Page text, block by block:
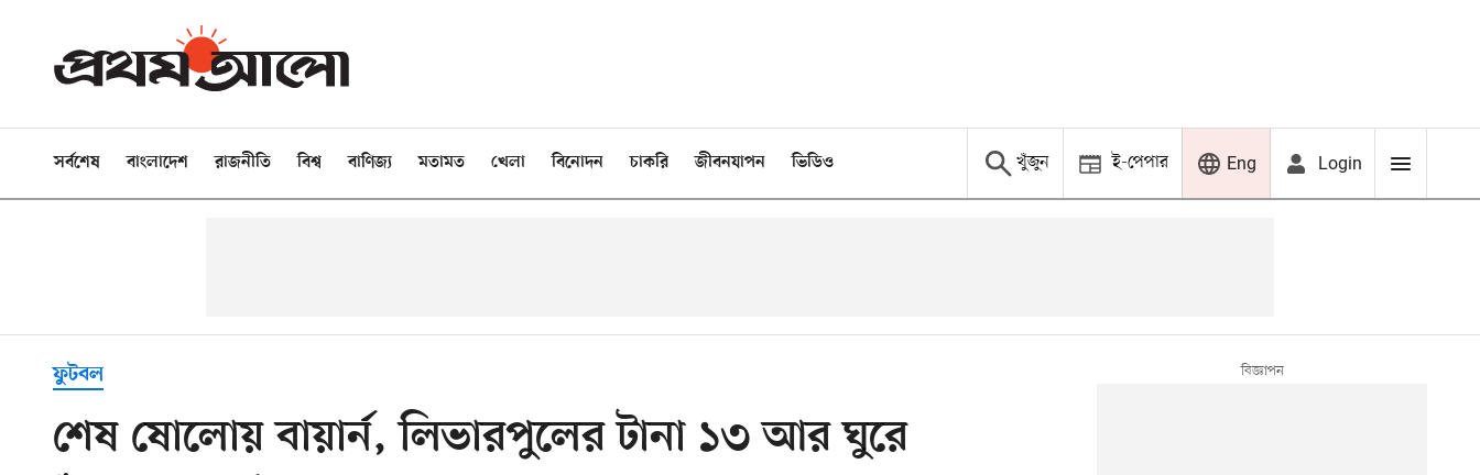
সর্বশেষ বাংলাদেশ রাজনীতি বিশ্ব বাণিজ্য মতামত খেলা বিনোদন চাকরি জীবনযাপন ভিডিও খুঁজুন ই-পেপার Eng Login
ফুটবল
শেষ ষোলোয় বায়ার্ন, লিভারপুলের টানা ১৩ আর ঘুরে